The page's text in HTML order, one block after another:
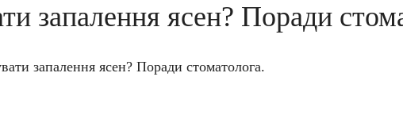
запалення ясен? Поради